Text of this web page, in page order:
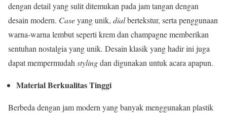
dengan detail yang sulit ditemukan pada jam tangan dengan
desain modern. Caseyang unik, dialbertekstur, serta penggunaan
warna-warna lembut seperti krem dan champagne memberikan
sentuhan nostalgia yang unik. Desain klasik yang hadir ini juga
dapat mempermudahstylingdan digunakan untuk acara apapun.
Material Berkualitas Tinggi
Berbeda dengan jam modern yang banyak menggunakan plastik